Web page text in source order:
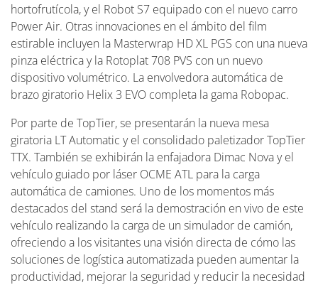
hortofrutícola, y el Robot S7 equipado con el nuevo carro
Power Air. Otras innovaciones en el ámbito del film
estirable incluyen la Masterwrap HD XL PGS con una nueva
pinza eléctrica y la Rotoplat 708 PVS con un nuevo
dispositivo volumétrico. La envolvedora automática de
brazo giratorio Helix 3 EVO completa la gama Robopac.
Por parte de TopTier, se presentarán la nueva mesa
giratoria LT Automatic y el consolidado paletizador TopTier
TTX. También se exhibirán la enfajadora Dimac Nova y el
vehículo guiado por láser OCME ATL para la carga
automática de camiones. Uno de los momentos más
destacados del stand será la demostración en vivo de este
vehículo realizando la carga de un simulador de camión,
ofreciendo a los visitantes una visión directa de cómo las
soluciones de logística automatizada pueden aumentar la
productividad, mejorar la seguridad y reducir la necesidad